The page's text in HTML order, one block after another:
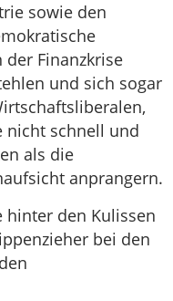
sowie den
Finanzkrise
und sich sogar
nicht schnell und
als die
anprangern.
hinter den Kulissen
bei den